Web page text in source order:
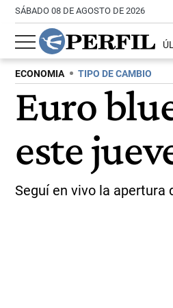
SÁBADO 08 DE AGOSTO DE 2026
ECONOMIA TIPO DE CAMBIO
Euro
este
Seguí en vivo la apertura